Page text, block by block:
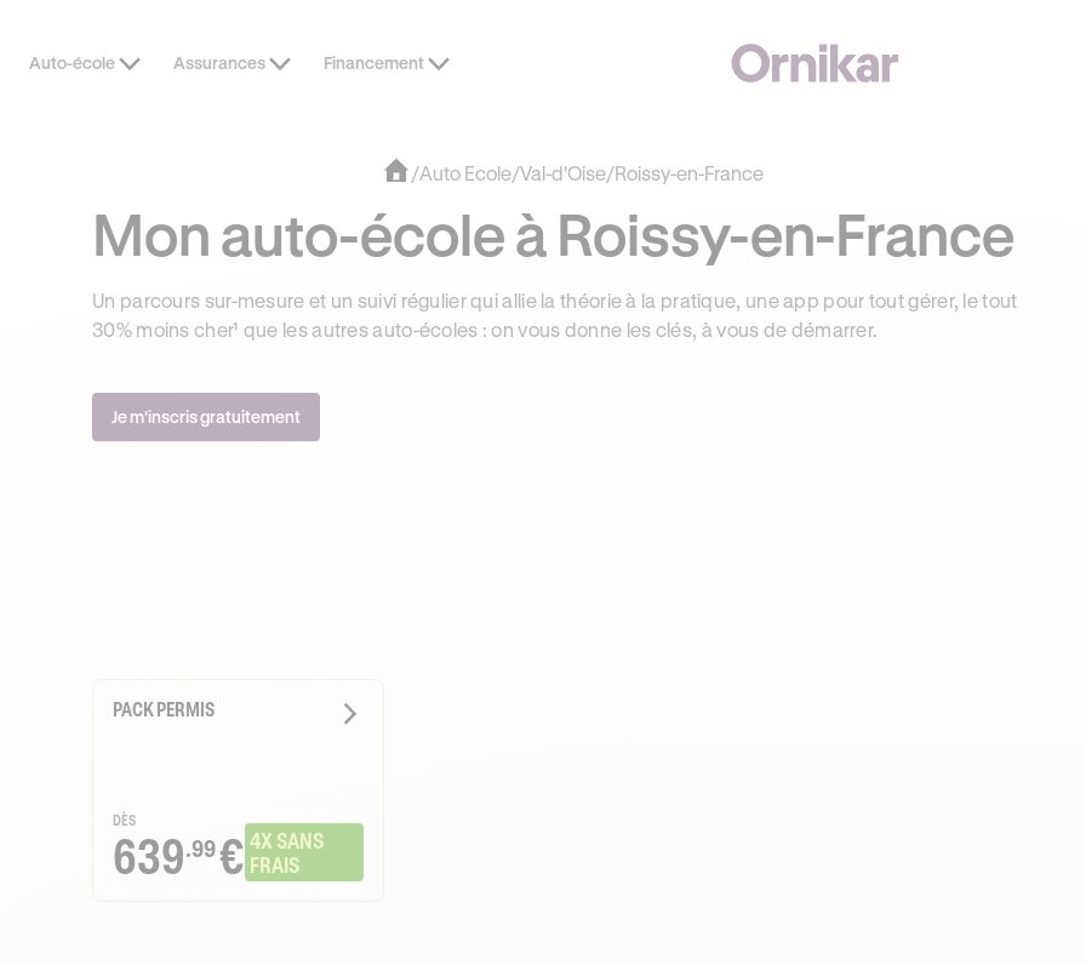
OFFRE EXCLUSIVE JUSQU’À 170€ OFFERTS AVEC REVOLUT + 3 MOIS DEEZER PREMIUM OFFERTS* !
Auto-école Assurances Financement
/Auto Ecole/Val-d'Oise/Roissy-en-France
Mon auto-école à Roissy-en-France
Un parcours sur-mesure et un suivi régulier qui allie la théorie à la pratique, une app pour tout gérer, le tout
30% moins cher¹ que les autres auto-écoles : on vous donne les clés, à vous de démarrer.
Je m'inscris gratuitement
PACK PERMIS
DÈS
639.99€ 4X SANS
FRAIS